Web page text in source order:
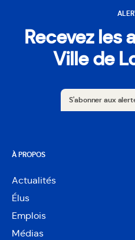
Recevez les
Ville de
S'abonner aux
À PROPOS
Actualités
Élus
Emplois
Médias